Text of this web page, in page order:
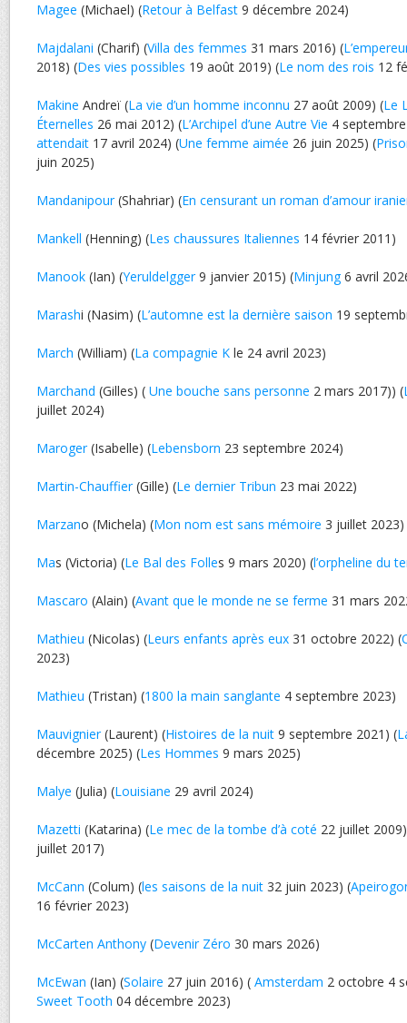
Magee (Michael) (Retour à Belfast 9 décembre 2024)
Majdalani (Charif) (Villa des femmes 31 mars 2016) (
2018) (Des vies possibles 19 août 2019) (Le nom des rois 12
Makine Andreï (La vie d’un homme inconnu 27 août 2009) (Le
Éternelles 26 mai 2012) (L’Archipel d’une Autre Vie 4
attendait 17 avril 2024) (Une femme aimée 26 juin 2025) (
juin 2025)
Mandanipour(Shahriar) (En censurant un roman d’amour
Mankell (Henning) (Les chaussures Italiennes 14 février 2011)
Manook (Ian) (Yeruldelgger9 janvier 2015) (Minjung6 avril
Marashi (Nasim) (L’automne est la dernière saison 19
March (William) (La compagnie K le 24 avril 2023)
Marchand (Gilles) ( Une bouche sans personne 2 mars 2017)) (
juillet 2024)
Maroger(Isabelle) (Lebensborn 23 septembre 2024)
Martin-Chauffier(Gille) (Le dernier Tribun 23 mai 2022)
Marzano (Michela) (Mon nom est sans mémoire 3 juillet 2023)
Mas (Victoria) (Le Bal des Folles 9 mars 2020) (l’orpheline du
Mascaro (Alain) (Avant que le monde ne se ferme 31 mars
Mathieu (Nicolas) (Leurs enfants après eux 31 octobre 2022) (
2023)
Mathieu (Tristan) (1800 la main sanglante 4 septembre 2023)
Mauvignier(Laurent) (Histoires de la nuit 9 septembre 2021) (
décembre 2025) (Les Hommes 9 mars 2025)
Malye (Julia) (Louisiane 29 avril 2024)
Mazetti (Katarina) (Le mec de la tombe d’à coté 22 juillet
juillet 2017)
McCann (Colum) (les saisons de la nuit 32 juin 2023) (
16 février 2023)
McCarten Anthony (Devenir Zéro 30 mars 2026)
McEwan (Ian) (Solaire 27 juin 2016) ( Amsterdam 2 octobre 4
Sweet Tooth 04 décembre 2023)